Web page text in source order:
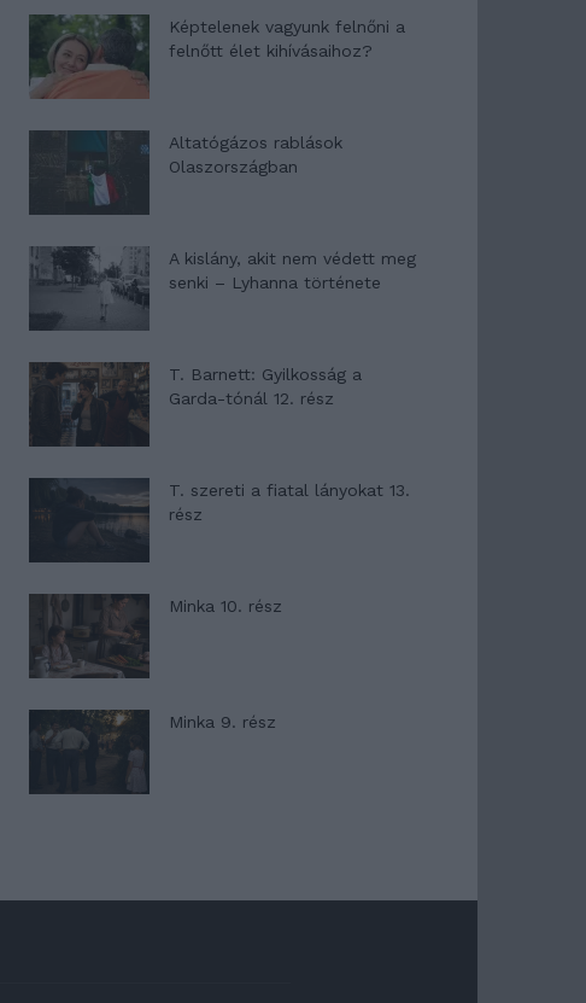
Képtelenek vagyunk felnőni a
felnőtt élet kihívásaihoz?
Altatógázos rablások
Olaszországban
A kislány, akit nem védett meg
senki – Lyhanna története
T. Barnett: Gyilkosság a
Garda-tónál 12. rész
T. szereti a fiatal lányokat 13.
rész
Minka 10. rész
Minka 9. rész